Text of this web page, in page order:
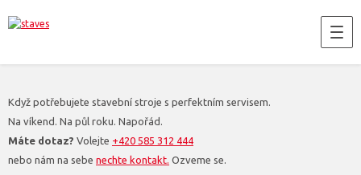
Když potřebujete stavební stroje s perfektním servisem.
Na víkend. Na půl roku. Napořád.
Máte dotaz? Volejte +420 585 312 444
nebo nám na sebe nechte kontakt. Ozveme se.